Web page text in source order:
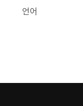
언어